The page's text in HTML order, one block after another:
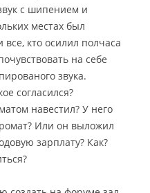
ч
й
м
у
з
а
л
с шипением и
местах был
кто осилил полчаса
на себе
звука.
согласился?
навестил? У него
Или он выложил
зарплату? Как?